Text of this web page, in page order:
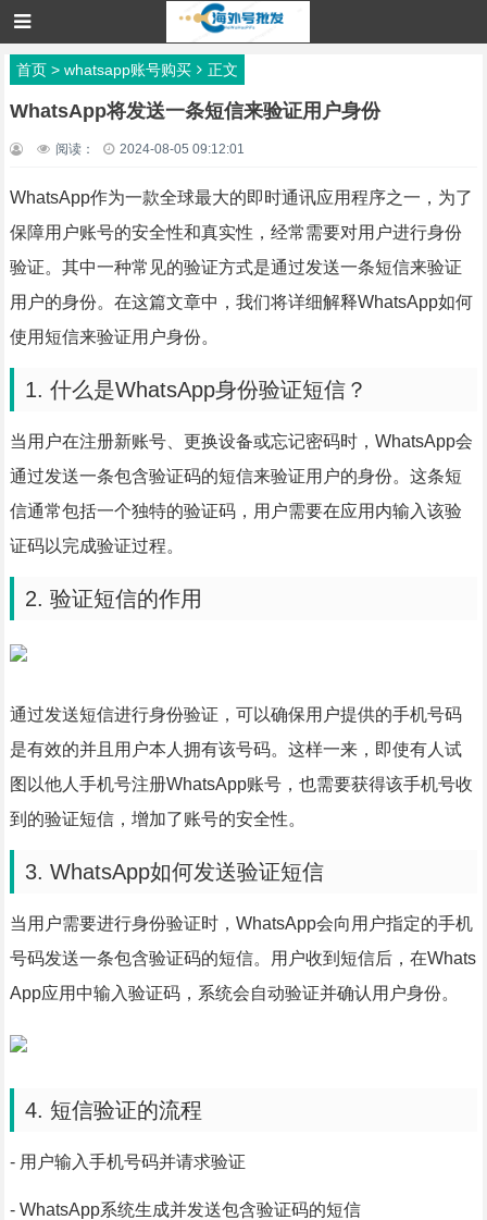
首页> whatsapp账号购买 正文
WhatsApp将发送一条短信来验证用户身份
阅读： 2024-08-05 09:12:01
WhatsApp作为一款全球最大的即时通讯应用程序之一，为了
保障用户账号的安全性和真实性，经常需要对用户进行身份
验证。其中一种常见的验证方式是通过发送一条短信来验证
用户的身份。在这篇文章中，我们将详细解释WhatsApp如何
使用短信来验证用户身份。
1. 什么是WhatsApp身份验证短信？
当用户在注册新账号、更换设备或忘记密码时，WhatsApp会
通过发送一条包含验证码的短信来验证用户的身份。这条短
信通常包括一个独特的验证码，用户需要在应用内输入该验
证码以完成验证过程。
2. 验证短信的作用
通过发送短信进行身份验证，可以确保用户提供的手机号码
是有效的并且用户本人拥有该号码。这样一来，即使有人试
图以他人手机号注册WhatsApp账号，也需要获得该手机号收
到的验证短信，增加了账号的安全性。
3. WhatsApp如何发送验证短信
当用户需要进行身份验证时，WhatsApp会向用户指定的手机
号码发送一条包含验证码的短信。用户收到短信后，在Whats
App应用中输入验证码，系统会自动验证并确认用户身份。
4. 短信验证的流程
- 用户输入手机号码并请求验证
- WhatsApp系统生成并发送包含验证码的短信